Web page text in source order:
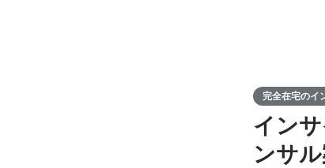
完全在宅のイ
イン
ンサ